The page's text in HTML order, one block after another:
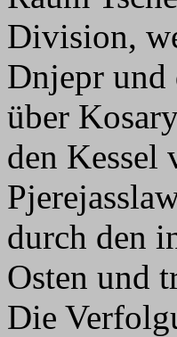
Division,
Dnjepr und
über
den Kessel
durch den
Osten und
Die